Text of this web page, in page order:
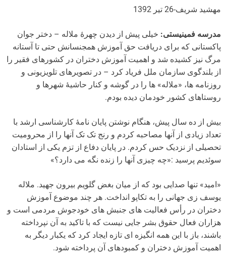
مهشید شریف-26 تیر 1392
مدرسه فمینیستی: خیلی پیش از دیدن چهرۀ ملاله – دختر جوان
پاکستانی که برای دریافت حق آموزش همجنسانش حتی تا آستانه
مرگ نیز کشیده شد و اهمیت آموزش دختران در کشورهای فقیر را
از بلندگوی سازمان ملل فریاد کرد – در تصویرهای تلویزیونی و
روزنامه ها، «ملاله» ها را در گوشه و کنار حاشیۀ شهرها و
روستاهای کشور خودمان دیده بودم.
بیش از ده سال پیش، هنگام نوشتن پایان نامۀ کارشناسی ارشد با
تعداد زیادی از آنها مصاحبه کردم و رنج تک تک آنها را از محرومیت
تحصیلی از نزدیک حس کردم. در پایان دفاع از تزم یکی از استادان
سوئدیم پرسید :«چه چیزی آنها را زنده نگه می دارد؟»
«امید» تنها صدایی بود که از میان بغض گلویم بیرون جهید. ملاله
یوسف زی جهانی را به تکاپو انداخت. هر چند موضوع آموزش
دختران در رأس فعالیت های جنبش های خودجوش مردمی است و
هزاران فعال حقوق بشر جایی نیست که با تاکید به آن نپرداخته
باشند، باز با این همه انگیزه ای تازه ایجاد کرد که یکبار دیگر به
اهمیت آموزش دختران و کمبودهای آن پرداخته شود.